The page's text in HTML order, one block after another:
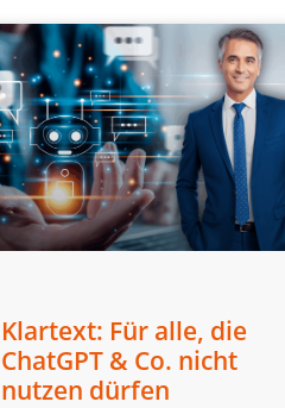
Klartext: Für alle, die
ChatGPT & Co. nicht
nutzen dürfen